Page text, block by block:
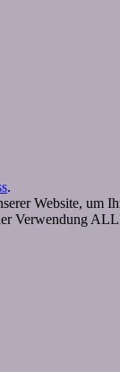
.
Website, um
Verwendung